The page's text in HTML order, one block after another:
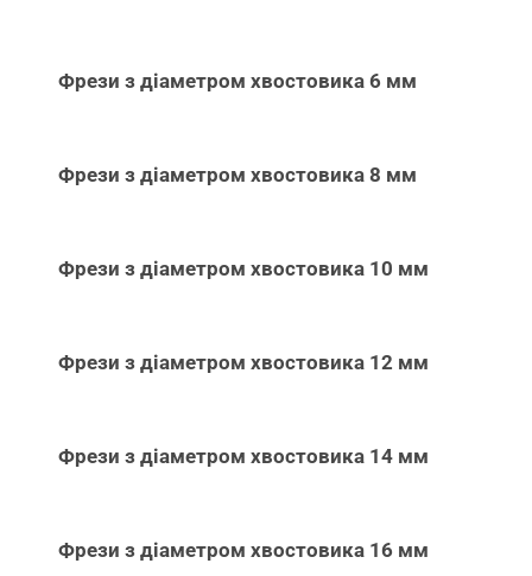
Фрези з діаметром хвостовика 6 мм
Фрези з діаметром хвостовика 8 мм
Фрези з діаметром хвостовика 10 мм
Фрези з діаметром хвостовика 12 мм
Фрези з діаметром хвостовика 14 мм
Фрези з діаметром хвостовика 16 мм